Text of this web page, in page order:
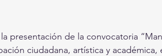
presentación de la convocatoria
ciudadana, artística y académica,